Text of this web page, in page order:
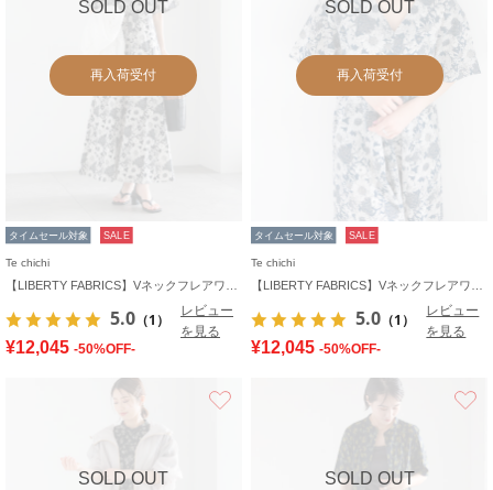
SOLD OUT
再入荷受付
タイムセール対象 SALE
Te chichi
5.0 （1）
レビュー
を見る
¥12,045 -50%OFF-
SOLD OUT
再入荷受付
タイムセール対象 SALE
Te chichi
5.0 （1）
レビュー
を見る
¥12,045 -50%OFF-
SOLD OUT SOLD OUT